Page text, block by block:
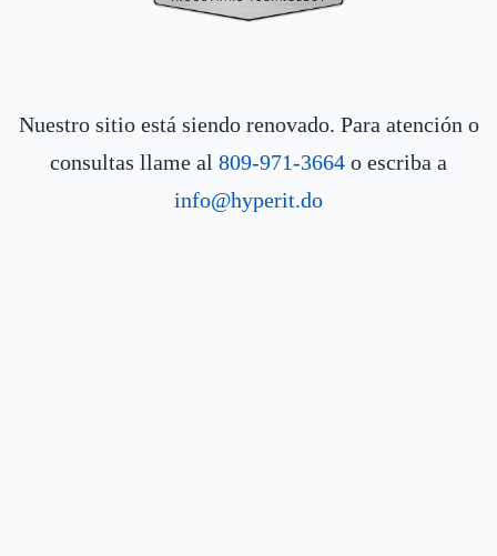
Nuestro sitio está siendo renovado. Para atención o
consultas llame al 809-971-3664 o escriba a
info@hyperit.do